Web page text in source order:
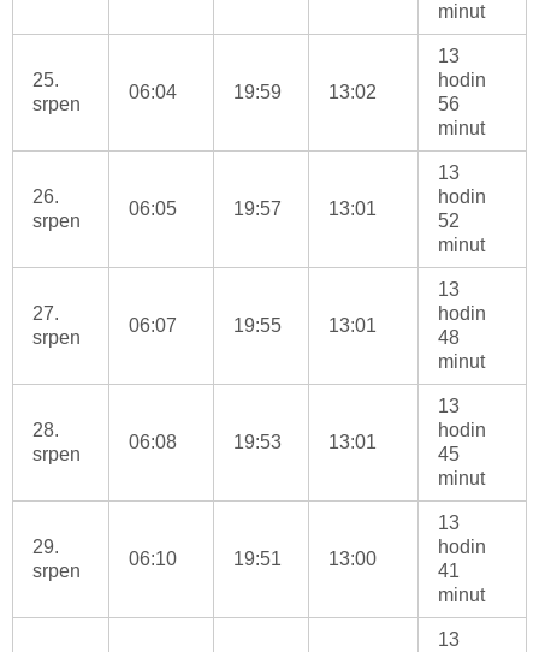
minut
25.
srpen
06:04 19:59 13:02
13
hodin
56
minut
26.
srpen
06:05 19:57 13:01
13
hodin
52
minut
27.
srpen
06:07 19:55 13:01
13
hodin
48
minut
28.
srpen
06:08 19:53 13:01
13
hodin
45
minut
29.
srpen
06:10 19:51 13:00
13
hodin
41
minut
13